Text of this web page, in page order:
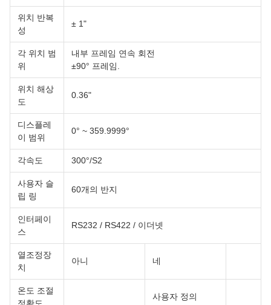
위치 반복
성
± 1"
각 위치 범
위
내부 프레임 연속 회전
±90° 프레임.
위치 해상
도
0.36"
디스플레
이 범위
0° ~ 359.9999°
각속도 300°/S2
사용자 슬
립 링
60개의 반지
인터페이
스
RS232 / RS422 / 이더넷
열조정장
치
아니 네
온도 조절
사용자 정의